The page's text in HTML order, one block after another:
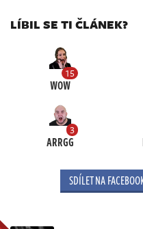
LÍBIL SE TI ČLÁNEK?
15
WOW
3
ARRGG
SDÍLET NA